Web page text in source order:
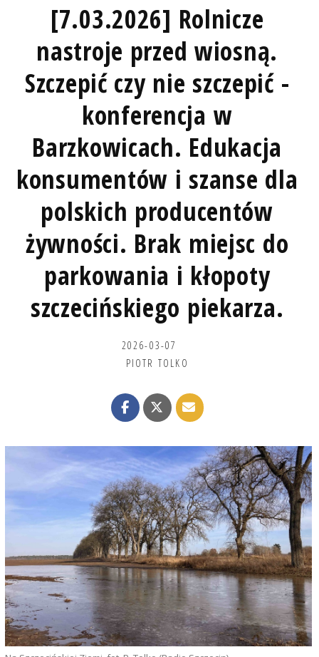
[7.03.2026] Rolnicze
nastroje przed wiosną.
Szczepić czy nie szczepić -
konferencja w
Barzkowicach. Edukacja
konsumentów i szanse dla
polskich producentów
żywności. Brak miejsc do
parkowania i kłopoty
szczecińskiego piekarza.
2026-03-07
PIOTR TOLKO